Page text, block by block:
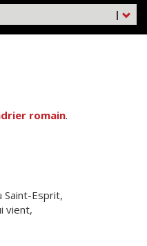
|
romain.
Saint-Esprit,
vient,